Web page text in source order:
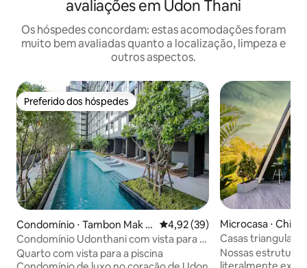
avaliações em Udon Thani
Os hóspedes concordam: estas acomodações foram
muito bem avaliadas quanto a localização, limpeza e
outros aspectos.
Preferido dos hóspedes
Preferido dos hóspedes
Condomínio ⋅ Tambon Mak K
haeng
4,92 de uma avaliação média
4,92 (39)
Condomínio Udonthani com vista para a
piscina
Quarto com vista para a piscina
Microcasa ⋅
Casas
Nakara Villas &
Nossas